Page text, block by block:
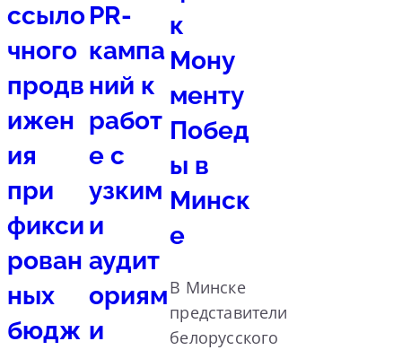
ссыло
чного
продв
ижен
ия
при
фикси
рован
ных
бюдж
PR-
кампа
ний к
работ
е с
узким
и
аудит
ориям
и
к
Мону
менту
Побед
ы в
Минск
е
В Минске
представители
белорусского